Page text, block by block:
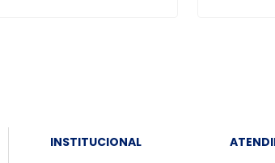
INSTITUCIONAL